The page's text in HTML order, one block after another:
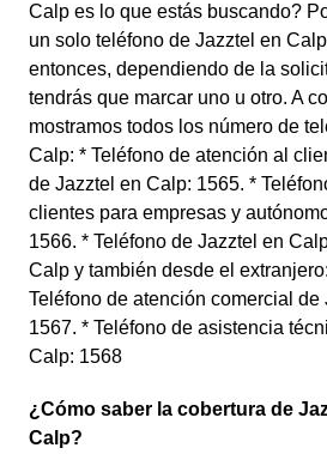
Calp es lo que estás buscando?
un solo teléfono de Jazztel en
entonces, dependiendo de la
tendrás que marcar uno u otro. A
mostramos todos los número de
Calp: * Teléfono de atención al
de Jazztel en Calp: 1565. *
clientes para empresas y
1566. * Teléfono de Jazztel en
Calp y también desde el
Teléfono de atención comercial de
1567. * Teléfono de asistencia
Calp: 1568
¿Cómo saber la cobertura de
Calp?